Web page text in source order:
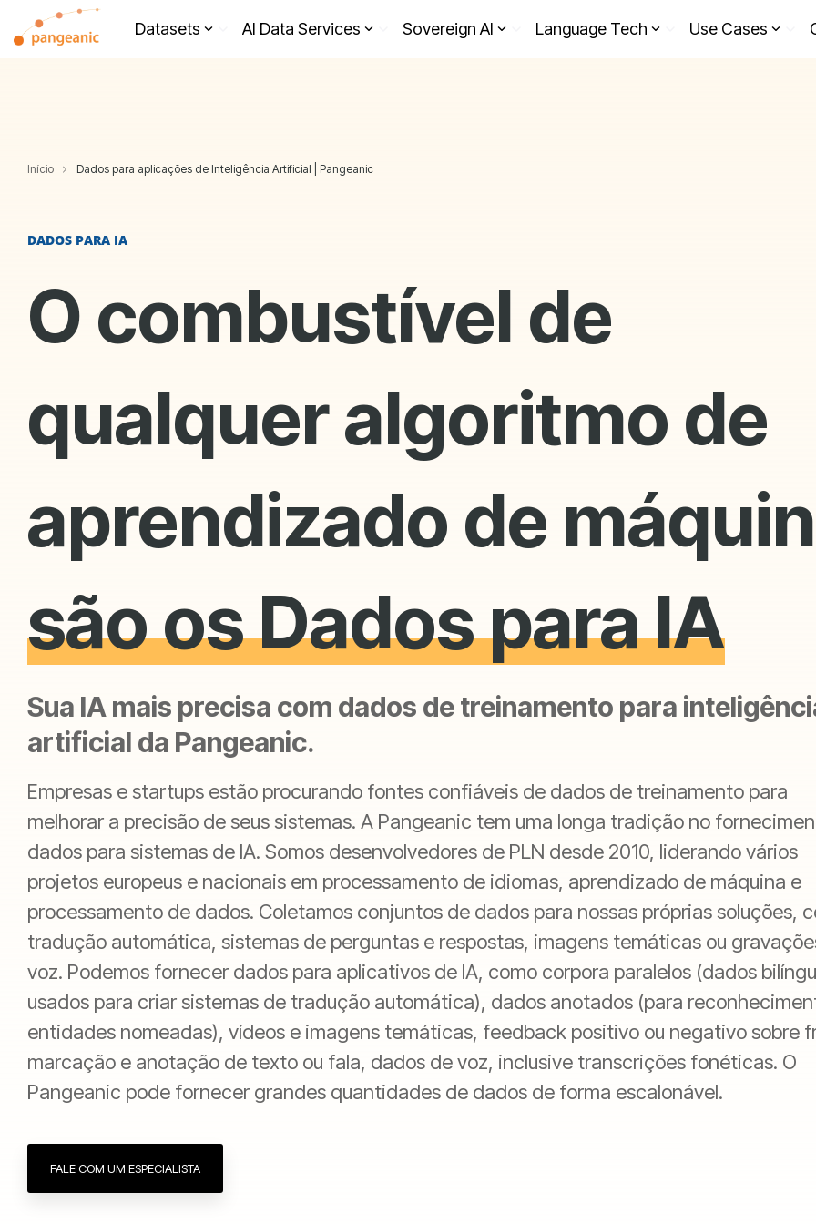
the
Datasets AI Data Services Sovereign AI Language Tech Use Cases
Início Dados para aplicações de Inteligência Artificial | Pangeanic
DADOS PARA IA
O combustível de
qualquer algoritmo de
aprendizado de
são os Dados para IA
Sua IA mais precisa com dados de treinamento para
artificial da Pangeanic.
Empresas e startups estão procurando fontes confiáveis de dados de treinamento para
melhorar a precisão de seus sistemas. A Pangeanic tem uma longa tradição no
dados para sistemas de IA. Somos desenvolvedores de PLN desde 2010, liderando vários
projetos europeus e nacionais em processamento de idiomas, aprendizado de máquina e
processamento de dados. Coletamos conjuntos de dados para nossas próprias soluções,
tradução automática, sistemas de perguntas e respostas, imagens temáticas ou
voz. Podemos fornecer dados para aplicativos de IA, como corpora paralelos (dados
usados para criar sistemas de tradução automática), dados anotados (para
entidades nomeadas), vídeos e imagens temáticas, feedback positivo ou negativo sobre
marcação e anotação de texto ou fala, dados de voz, inclusive transcrições fonéticas. O
Pangeanic pode fornecer grandes quantidades de dados de forma escalonável.
FALE COM UM ESPECIALISTA